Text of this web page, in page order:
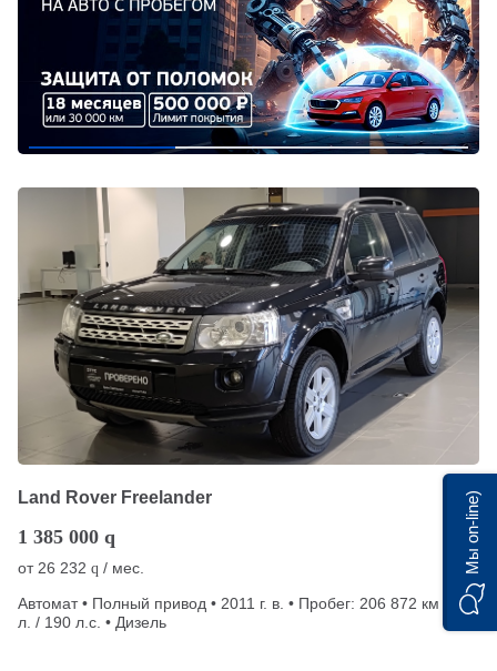
Land Rover Freelander
1 385 000 q
от26 232 q / мес.
Автомат • Полный привод • 2011 г. в. • Пробег: 206 872 км • 2.2
л. / 190 л.с. • Дизель
Мы on-line)